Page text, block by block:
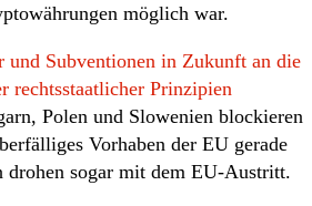
möglich war.
und Subventionen in Zukunft an die
rechtsstaatlicher Prinzipien
Polen und Slowenien blockieren
Vorhaben der EU gerade
drohen sogar mit dem EU-Austritt.